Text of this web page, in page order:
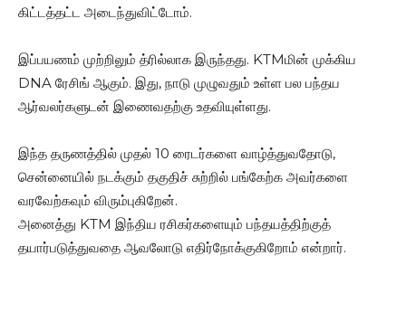
கிட்டத்தட்ட அடைந்துவிட்டோம்.
இப்பயணம் முற்றிலும் த்ரில்லாக இருந்தது. KTMமின் முக்கிய
DNA ரேசிங் ஆகும். இது, நாடு முழுவதும் உள்ள பல பந்தய
ஆர்வலர்களுடன் இணைவதற்கு உதவியுள்ளது.
இந்த தருணத்தில் முதல் 10 ரைடர்களை வாழ்த்துவதோடு,
சென்னையில் நடக்கும் தகுதிச் சுற்றில் பங்கேற்க அவர்களை
வரவேற்கவும் விரும்புகிறேன்.
அனைத்து KTM இந்திய ரசிகர்களையும் பந்தயத்திற்குத்
தயார்படுத்துவதை ஆவலோடு எதிர்நோக்குகிறோம் என்றார்.